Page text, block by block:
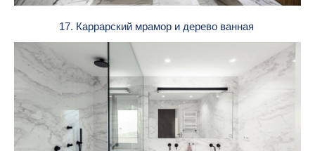
17. Каррарский мрамор и дерево ванная